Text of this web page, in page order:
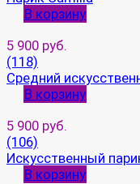
В корзину
5 900 руб.
(118)
Средний
В корзину
5 900 руб.
(106)
Искусственный
В корзину